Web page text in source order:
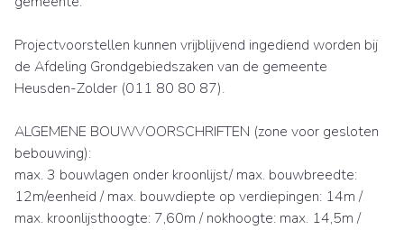
Projectvoorstellen kunnen vrijblijvend ingediend worden bij
de Afdeling Grondgebiedszaken van de gemeente
Heusden-Zolder (011 80 80 87).
ALGEMENE BOUWVOORSCHRIFTEN (zone voor gesloten
bebouwing):
max. 3 bouwlagen onder kroonlijst/ max. bouwbreedte:
12m/eenheid / max. bouwdiepte op verdiepingen: 14m /
max. kroonlijsthoogte: 7,60m / nokhoogte: max. 14,5m /